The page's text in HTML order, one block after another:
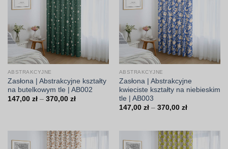
ABSTRAKCYJNE
Zasłona | Abstrakcyjne kształty
na butelkowym tle | AB002
147,00 zł – 370,00 złZakres
370,00 zł
ABSTRAKCYJNE
Zasłona | Abstrakcyjne
kwieciste kształty na niebieskim
tle | AB003
147,00 zł – 370,00 złZakres
do
370,00 zł